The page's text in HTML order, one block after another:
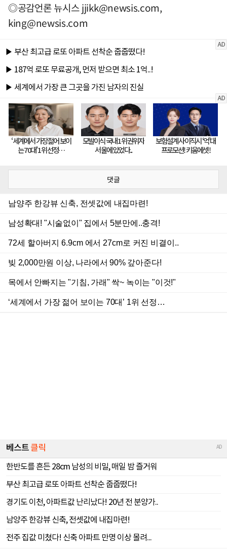
◎공감언론 뉴시스jjikk@newsis.com,
king@newsis.com
댓글